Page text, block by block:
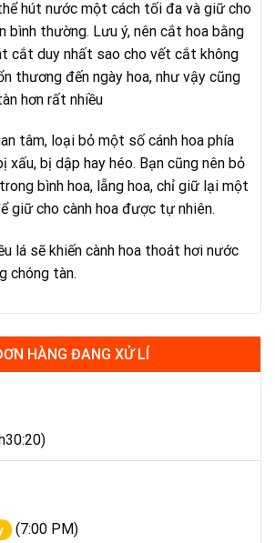
hút nước một cách tối đa và giữ cho
bình thường. Lưu ý, nên cắt hoa bằng
cắt duy nhất sao cho vết cắt không
thương đến ngày hoa, như vậy cũng
hơn rất nhiều
tâm, loại bỏ một số cánh hoa phía
xấu, bị dập hay héo. Bạn cũng nên bỏ
bình hoa, lẵng hoa, chỉ giữ lại một
giữ cho cành hoa được tự nhiên.
lá sẽ khiến cành hoa thoát hơi nước
chóng tàn.
HÀNG ĐANG XỬ LÍ
(7:00 PM)